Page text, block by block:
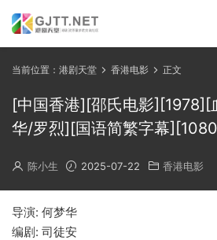
当前位置： 港剧天堂 香港电影 正文
[中国香港][邵氏电影][1978][
华/罗烈][国语简繁字幕
陈小生 2025-07-22 香港电影
导演: 何梦华
编剧: 司徒安